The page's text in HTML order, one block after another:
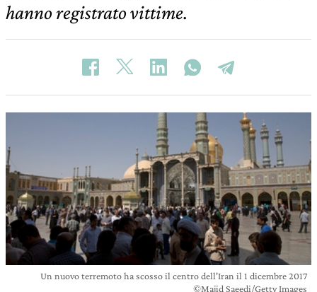
hanno registrato vittime.
Un nuovo terremoto ha scosso il centro dell'Iran il 1 dicembre 2017
©Majid Saeedi/Getty Images